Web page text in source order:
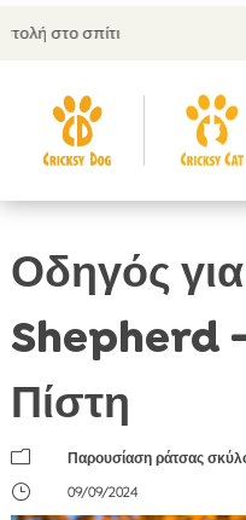
Μπορείς να
Οδηγός
Shepherd
Πίστη
m Παρουσίαση ράτσας
}
09/09/2024